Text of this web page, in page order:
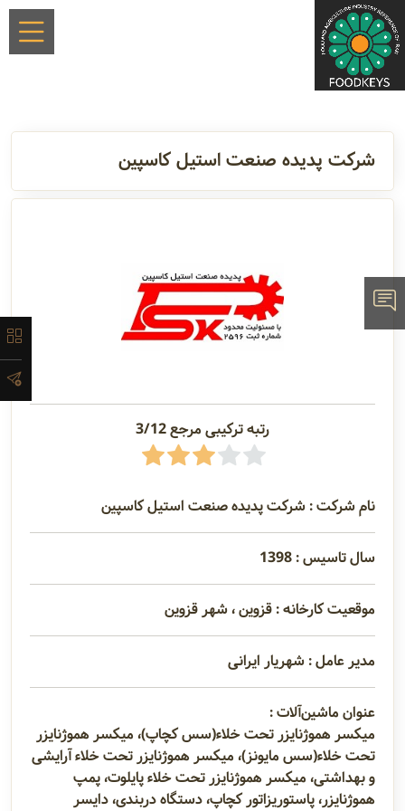
×
معرفی
ماشین‌آلات
و اطلاعات
مدیران
و مسئولین
گالری
سابقه
شرکت
شرکت پدیده صنعت استیل کاسپین
رتبه ترکیبی مرجع 3/12
نام شرکت : شرکت پدیده صنعت استیل کاسپین
سال تاسیس : 1398
موقعیت کارخانه : قزوین ، شهر قزوین
مدیر عامل : شهریار ایرانی
عنوان ماشین‌آلات :
میکسر هموژنایزر تحت خلاء(سس کچاپ)، میکسر هموژنایزر
تحت خلاء(سس مایونز)، میکسر هموژنایزر تحت خلاء آرایشی
و بهداشتی، میکسر هموژنایزر تحت خلاء پایلوت، پمپ
هموژنایزر، پاستوریزاتور کچاپ، دستگاه دربندی، دایسر